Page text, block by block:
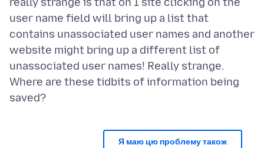
user name field will bring up a list that
contains unassociated user names and another
website might bring up a different list of
unassociated user names! Really strange.
Where are these tidbits of information being
Я маю цю проблему також